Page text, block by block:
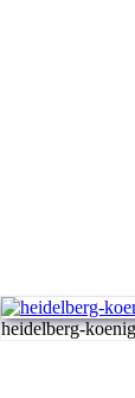
heidelberg-